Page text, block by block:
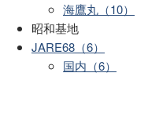
海鷹丸（10）
昭和基地
JARE68（6）
国内（6）